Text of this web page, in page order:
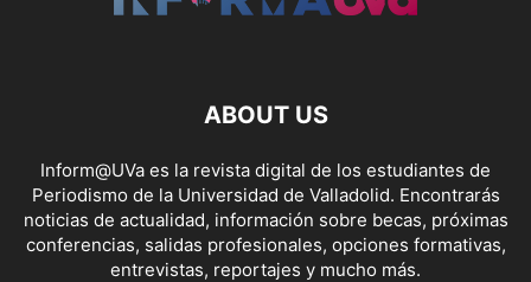
ABOUT US
Inform@UVa es la revista digital de los estudiantes de
Periodismo de la Universidad de Valladolid. Encontrarás
noticias de actualidad, información sobre becas, próximas
conferencias, salidas profesionales, opciones formativas,
entrevistas, reportajes y mucho más.